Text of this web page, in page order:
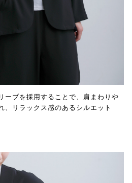
ーブを採用することで、肩まわりや
、リラックス感のあるシルエット